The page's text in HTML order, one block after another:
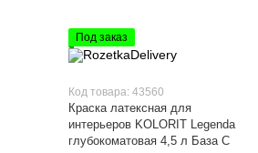
Под заказ
Код товара: 43560
Краска латексная для
интерьеров KOLORIT Legenda
глубокоматовая 4,5 л База С